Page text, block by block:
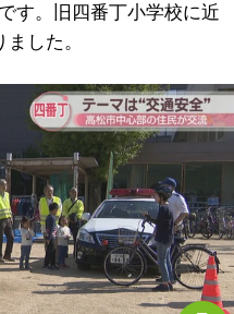
す。旧四番丁小学校に近
した。